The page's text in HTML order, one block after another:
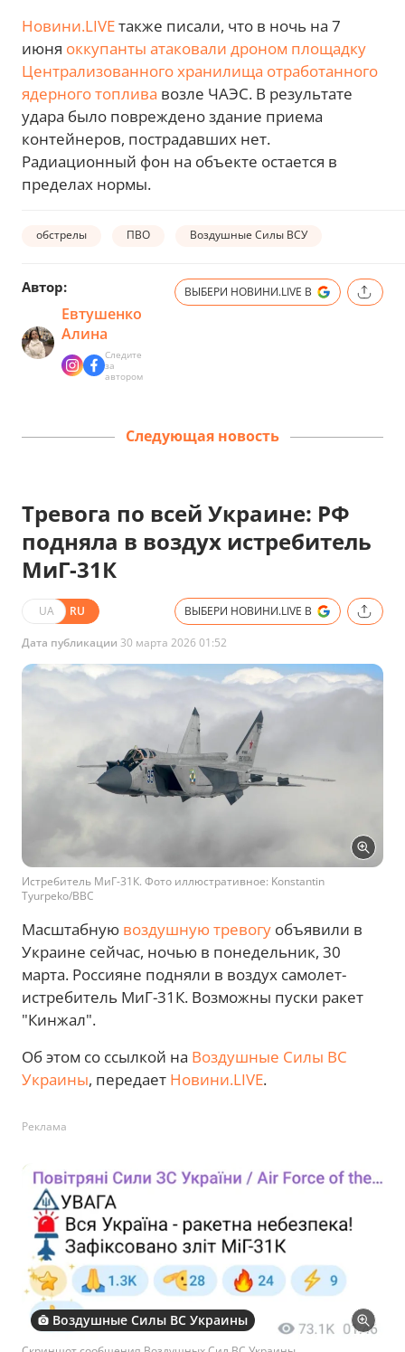
Новини.LIVEтакже писали, что в ночь на 7
июня оккупанты атаковали дроном площадку
Централизованного хранилища отработанного
ядерного топлива возле ЧАЭС. В результате
удара было повреждено здание приема
контейнеров, пострадавших нет.
Радиационный фон на объекте остается в
пределах нормы.
обстрелы ПВО Воздушные Силы ВСУ
Автор:
Евтушенко
Алина
Следите
за
автором
ВЫБЕРИ НОВИНИ.LIVE В
Следующая новость
Тревога по всей Украине: РФ
подняла в воздух истребитель
МиГ-31К
UA RU ВЫБЕРИ НОВИНИ.LIVE В
Дата публикации 30 марта 2026 01:52
Истребитель МиГ-31К. Фото иллюстративное: Konstantin
Tyurpeko/BBC
Масштабную воздушную тревогу объявили в
Украине сейчас, ночью в понедельник, 30
марта. Россияне подняли в воздух самолет-
истребитель МиГ-31К. Возможны пуски ракет
"Кинжал".
Об этом со ссылкой на Воздушные Силы ВС
Украины, передает Новини.LIVE.
Реклама
Воздушные Силы ВС Украины